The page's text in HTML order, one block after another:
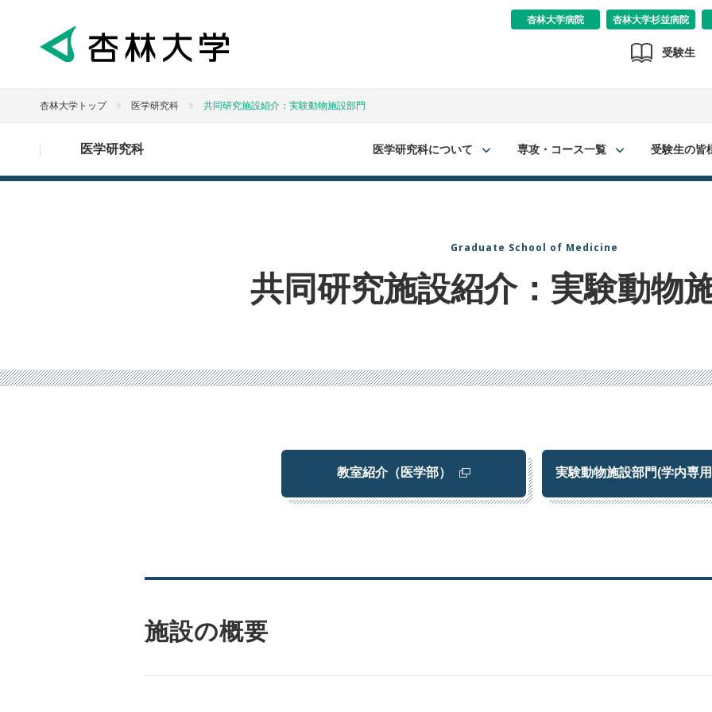
杏林大学病院 杏林大学杉並病院
受験生
杏林大学トップ 医学研究科 共同研究施設紹介：実験動物施設部門
医学研究科 医学研究科について 専攻・コース一覧 受験生の皆
Graduate School of Medicine
共同研究施設紹介：実験動物
教室紹介（医学部） 実験動物施設部門(学内専
施設の概要